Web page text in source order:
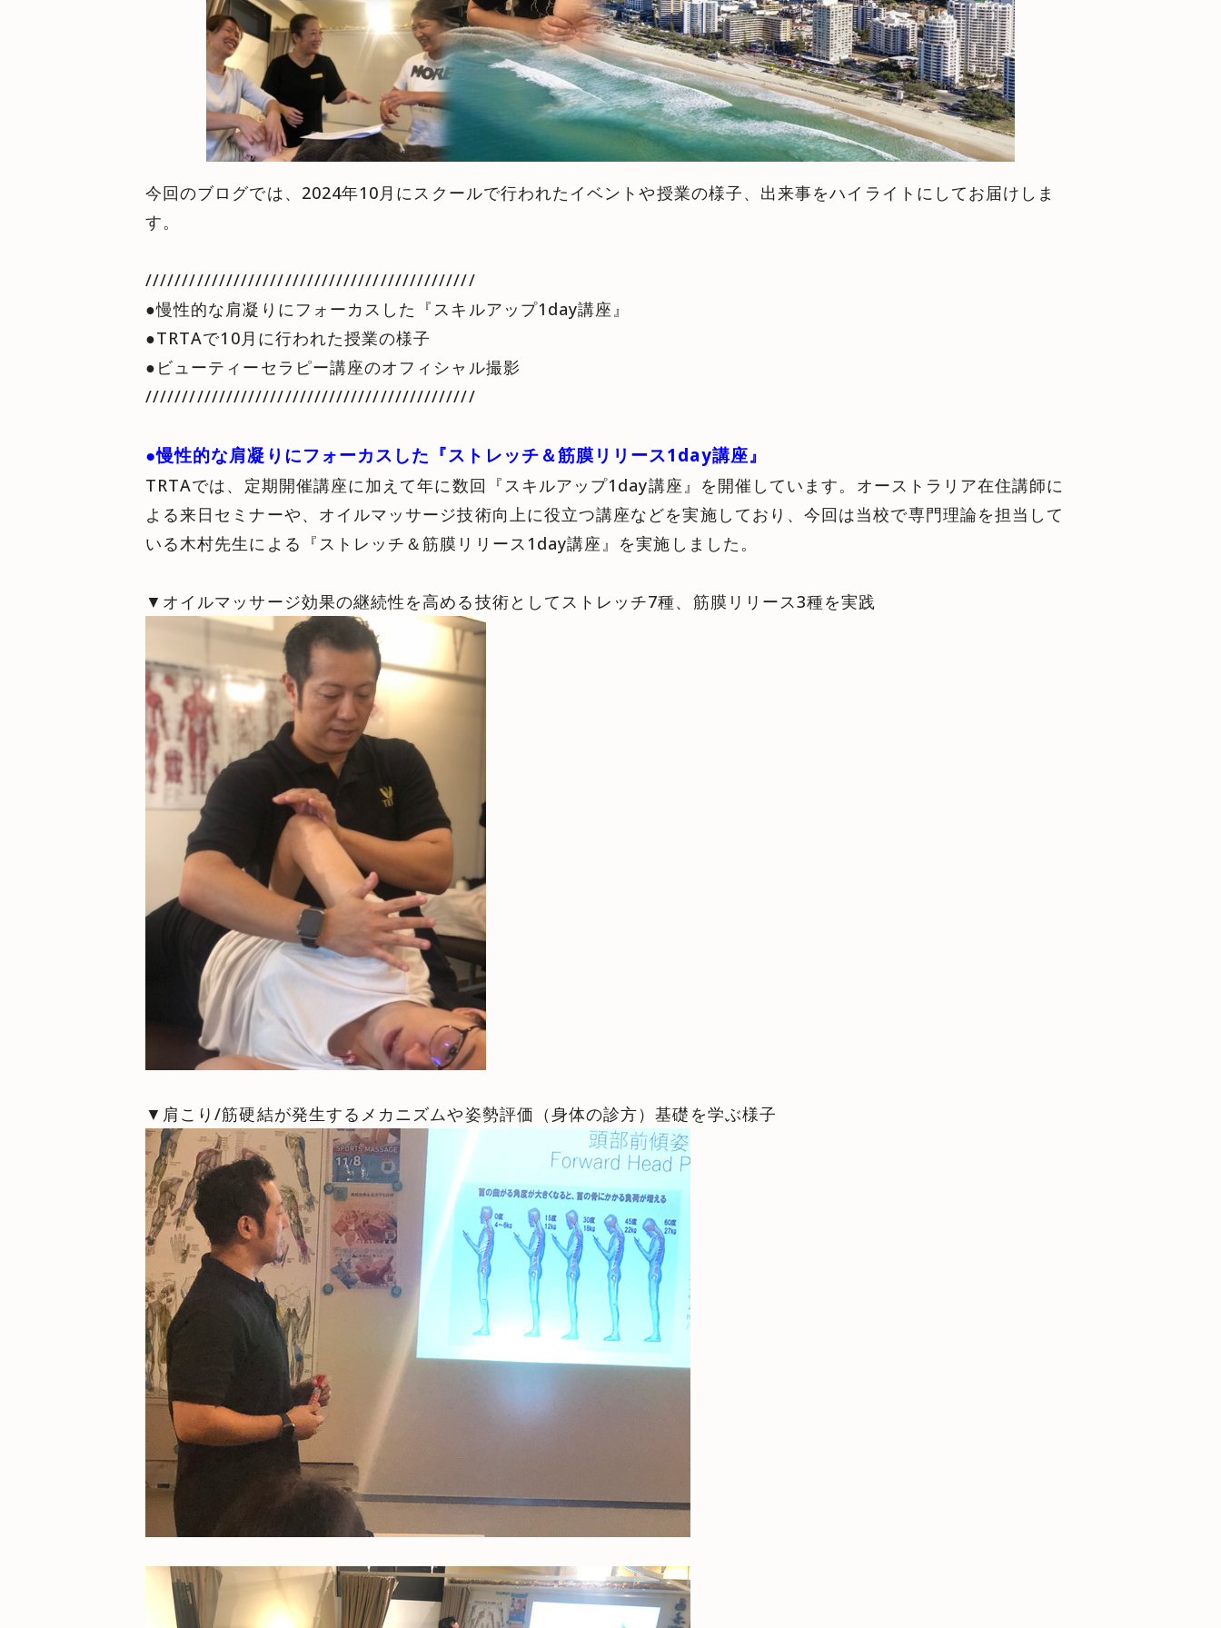
今回のブログでは、2024年10月にスクールで行われたイベントや授業の様子、出来事をハイライトにしてお届けしま
す。
/////////////////////////////////////////////
●慢性的な肩凝りにフォーカスした『スキルアップ1day講座』
●TRTAで10月に行われた授業の様子
●ビューティーセラピー講座のオフィシャル撮影
/////////////////////////////////////////////
●慢性的な肩凝りにフォーカスした『ストレッチ＆筋膜リリース1day講座』
TRTAでは、定期開催講座に加えて年に数回『スキルアップ1day講座』を開催しています。オーストラリア在住講師に
よる来日セミナーや、オイルマッサージ技術向上に役立つ講座などを実施しており、今回は当校で専門理論を担当して
いる木村先生による『ストレッチ＆筋膜リリース1day講座』を実施しました。
▼オイルマッサージ効果の継続性を高める技術としてストレッチ7種、筋膜リリース3種を実践
▼肩こり/筋硬結が発生するメカニズムや姿勢評価（身体の診方）基礎を学ぶ様子